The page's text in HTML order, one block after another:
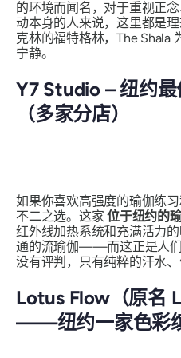
的环境而闻名，对于重视正
动本身的人来说，这里都是
克林的福特格林，The Shala
宁静。
Y7 Studio – 纽约
（多家分店）
如果你喜欢高强度的瑜伽练
不二之选。这家位于纽约的
红外线加热系统和充满活力
通的流瑜伽——而这正是人们
没有评判，只有纯粹的汗水、
Lotus Flow（原名
——纽约一家色彩